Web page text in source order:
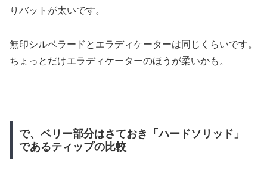
りバットが太いです。
無印シルベラードとエラディケーターは同じくらいです。
ちょっとだけエラディケーターのほうが柔いかも。
で、ベリー部分はさておき「ハードソリッド」
であるティップの比較